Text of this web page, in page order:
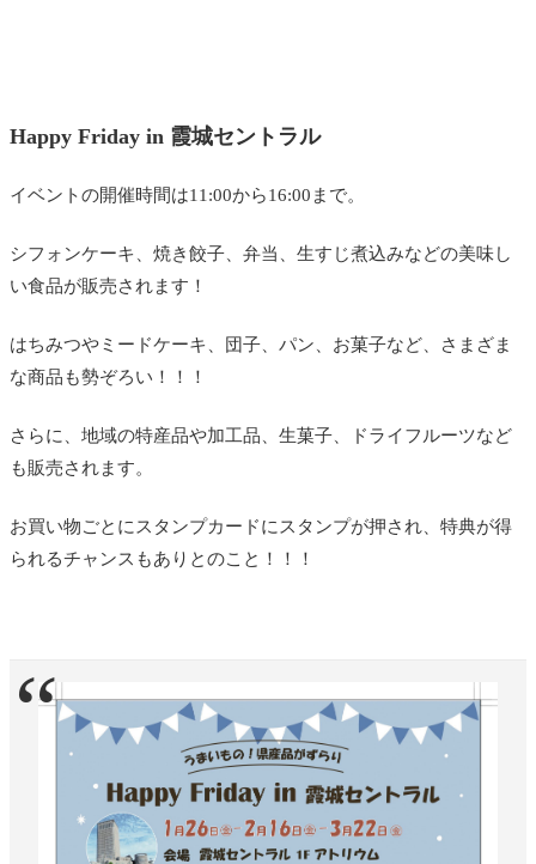
Happy Friday in 霞城セントラル
イベントの開催時間は11:00から16:00まで。
シフォンケーキ、焼き餃子、弁当、生すじ煮込みなどの美味し
い食品が販売されます！
はちみつやミードケーキ、団子、パン、お菓子など、さまざま
な商品も勢ぞろい！！！
さらに、地域の特産品や加工品、生菓子、ドライフルーツなど
も販売されます。
お買い物ごとにスタンプカードにスタンプが押され、特典が得
られるチャンスもありとのこと！！！